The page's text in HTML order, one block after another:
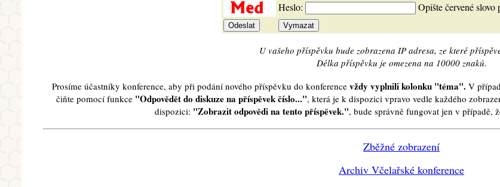
Heslo: Opište červené
U vašeho příspěvku bude zobrazena IP adresa, ze které
Délka příspěvku je omezena na 10000 znaků.
Prosíme účastníky konference, aby při podání nového příspěvku do konference vždy vyplnili kolonku "téma". V
čiňte pomocí funkce "Odpovědět do diskuze na příspěvek číslo...", která je k dispozici vpravo vedle každého
dispozici: "Zobrazit odpovědi na tento příspěvek.", bude správně fungovat jen v případě,
Zběžné zobrazení
Archiv Včelařské konference